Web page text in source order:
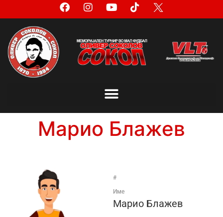
Марио Блажев
#
Име
Марио Блажев